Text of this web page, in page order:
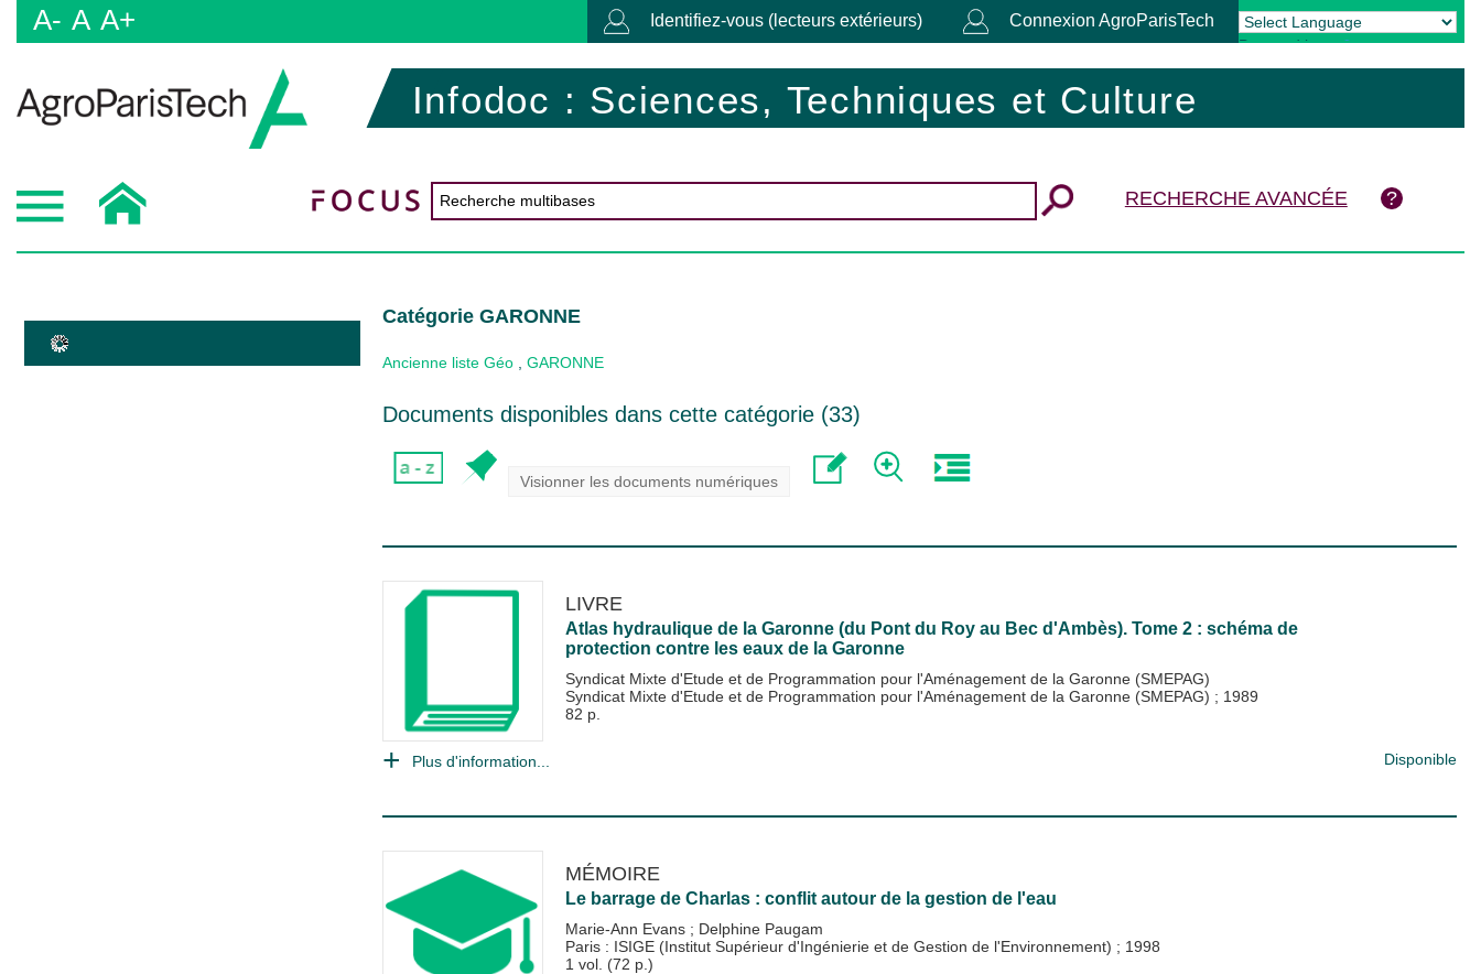
A- A A+ Identifiez-vous (lecteurs extérieurs) Connexion AgroParisTech
Powered by Translate
Infodoc : Sciences, Techniques et Culture
RECHERCHE AVANCÉE
Catégorie GARONNE
Ancienne liste Géo GARONNE
Documents disponibles dans cette catégorie (33)
Visionner les documents numériques
LIVRE
Atlas hydraulique de la Garonne (du Pont du Roy au Bec d'Ambès). Tome 2 : schéma de
protection contre les eaux de la Garonne
Syndicat Mixte d'Etude et de Programmation pour l'Aménagement de la Garonne (SMEPAG)
Syndicat Mixte d'Etude et de Programmation pour l'Aménagement de la Garonne (SMEPAG) ; 1989
82 p.
Plus d'information... Disponible
MÉMOIRE
Le barrage de Charlas : conflit autour de la gestion de l'eau
Marie-Ann Evans ; Delphine Paugam
Paris : ISIGE (Institut Supérieur d'Ingénierie et de Gestion de l'Environnement) ; 1998
1 vol. (72 p.)